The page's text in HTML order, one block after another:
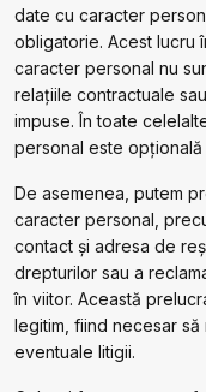
date cu caracter
obligatorie. Acest lucru
caracter personal nu
relațiile contractuale
impuse. În toate
personal este
De asemenea, putem
caracter personal,
contact și adresa de
drepturilor sau a
în viitor. Această
legitim, fiind necesar
eventuale litigii.